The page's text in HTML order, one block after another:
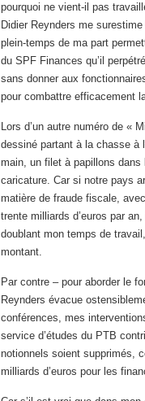
pourquoi ne vient-il pas
Didier Reynders me
plein-temps de ma part
du SPF Finances qu’il
sans donner aux
pour combattre efficacement
Lors d’un autre numéro de «
dessiné partant à la chasse à
main, un filet à papillons dans
caricature. Car si notre pays
matière de fraude fiscale,
trente milliards d’euros par
doublant mon temps de
montant.
Par contre – pour aborder le
Reynders évacue
conférences, mes
service d’études du PTB
notionnels soient supprimés,
milliards d’euros pour les